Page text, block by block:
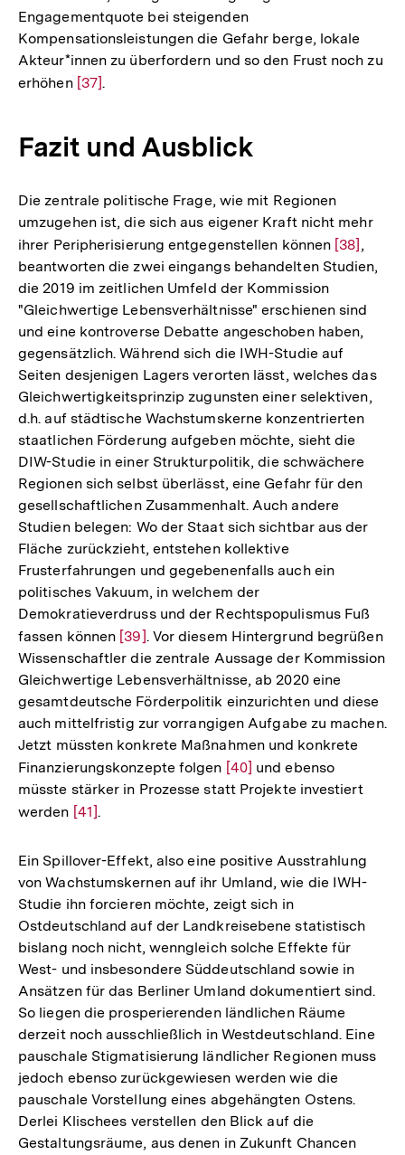
Engagementquote bei steigenden
Kompensationsleistungen die Gefahr berge, lokale
Akteur*innen zu überfordern und so den Frust noch zu
erhöhen Zur
Fußnote
[37].
Fazit und Ausblick
Die zentrale politische Frage, wie mit Regionen
umzugehen ist, die sich aus eigener Kraft nicht mehr
ihrer Peripherisierung entgegenstellen können Zur
Auflösung
Fußnote
[38] ,
beantworten die zwei eingangs behandelten Studien,
die 2019 im zeitlichen Umfeld der Kommission
"Gleichwertige Lebensverhältnisse" erschienen sind
und eine kontroverse Debatte angeschoben haben,
gegensätzlich. Während sich die IWH-Studie auf
Seiten desjenigen Lagers verorten lässt, welches das
Gleichwertigkeitsprinzip zugunsten einer selektiven,
d.h. auf städtische Wachstumskerne konzentrierten
staatlichen Förderung aufgeben möchte, sieht die
DIW-Studie in einer Strukturpolitik, die schwächere
Regionen sich selbst überlässt, eine Gefahr für den
gesellschaftlichen Zusammenhalt. Auch andere
Studien belegen: Wo der Staat sich sichtbar aus der
Fläche zurückzieht, entstehen kollektive
Frusterfahrungen und gegebenenfalls auch ein
politisches Vakuum, in welchem der
Demokratieverdruss und der Rechtspopulismus Fuß
fassen können Zur
Auflösung
der
Fußnote
[39]. Vor diesem Hintergrund begrüßen
Wissenschaftler die zentrale Aussage der Kommission
Gleichwertige Lebensverhältnisse, ab 2020 eine
gesamtdeutsche Förderpolitik einzurichten und diese
auch mittelfristig zur vorrangigen Aufgabe zu machen.
Jetzt müssten konkrete Maßnahmen und konkrete
Finanzierungskonzepte folgen Zur
Auflösung
[40] und ebenso
müsste stärker in Prozesse statt Projekte investiert
werden Zur
der
Fußnote
[41].
Ein Spillover-Effekt, also eine positive Ausstrahlung
von Wachstumskernen auf ihr Umland, wie die IWH-
Studie ihn forcieren möchte, zeigt sich in
Ostdeutschland auf der Landkreisebene statistisch
bislang noch nicht, wenngleich solche Effekte für
West- und insbesondere Süddeutschland sowie in
Ansätzen für das Berliner Umland dokumentiert sind.
So liegen die prosperierenden ländlichen Räume
derzeit noch ausschließlich in Westdeutschland. Eine
pauschale Stigmatisierung ländlicher Regionen muss
jedoch ebenso zurückgewiesen werden wie die
pauschale Vorstellung eines abgehängten Ostens.
Derlei Klischees verstellen den Blick auf die
Gestaltungsräume, aus denen in Zukunft Chancen